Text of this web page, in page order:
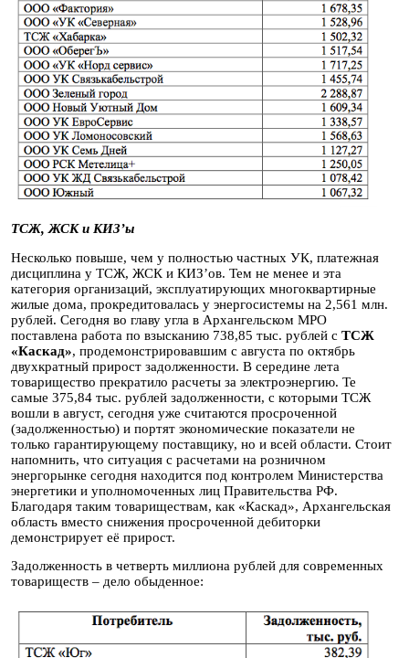
ТСЖ, ЖСК и КИЗ’ы
Несколько повыше, чем у полностью частных УК, платежная
дисциплина у ТСЖ, ЖСК и КИЗ’ов. Тем не менее и эта
категория организаций, эксплуатирующих многоквартирные
жилые дома, прокредитовалась у энергосистемы на 2,561 млн.
рублей. Сегодня во главу угла в Архангельском МРО
поставлена работа по взысканию 738,85 тыс. рублей с ТСЖ
«Каскад», продемонстрировавшим с августа по октябрь
двухкратный прирост задолженности. В середине лета
товарищество прекратило расчеты за электроэнергию. Те
самые 375,84 тыс. рублей задолженности, с которыми ТСЖ
вошли в август, сегодня уже считаются просроченной
(задолженностью) и портят экономические показатели не
только гарантирующему поставщику, но и всей области. Стоит
напомнить, что ситуация с расчетами на розничном
энергорынке сегодня находится под контролем Министерства
энергетики и уполномоченных лиц Правительства РФ.
Благодаря таким товариществам, как «Каскад», Архангельская
область вместо снижения просроченной дебиторки
демонстрирует её прирост.
Задолженность в четверть миллиона рублей для современных
товариществ – дело обыденное: